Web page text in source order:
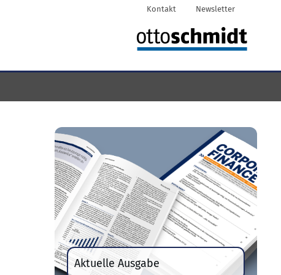
Kontakt Newsletter
Aktuelle Ausgabe